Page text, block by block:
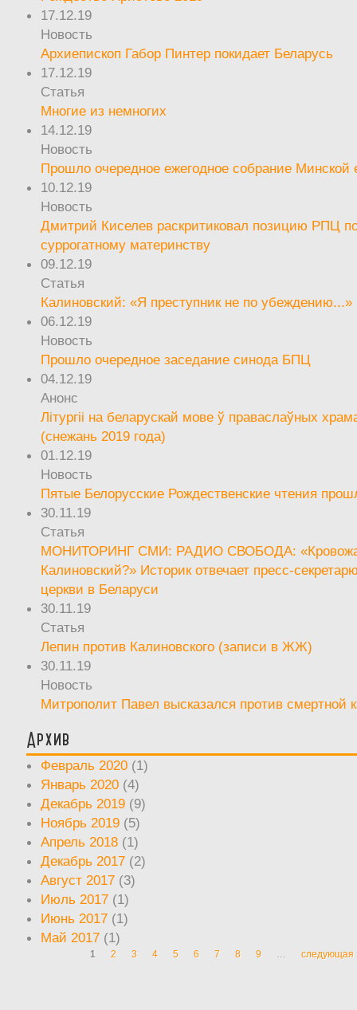
17.12.19
Новость
Архиепископ Габор Пинтер покидает Беларусь
17.12.19
Статья
Многие из немногих
14.12.19
Новость
Прошло очередное ежегодное собрание
10.12.19
Новость
Дмитрий Киселев раскритиковал позицию РПЦ
суррогатному материнству
09.12.19
Статья
Калиновский: «Я преступник не по убеждению...»
06.12.19
Новость
Прошло очередное заседание синода БПЦ
04.12.19
Анонс
Літургіі на беларускай мове ў праваслаўных
(снежань 2019 года)
01.12.19
Новость
Пятые Белорусские Рождественские чтения
30.11.19
Статья
МОНИТОРИНГ СМИ: РАДИО СВОБОДА:
Калиновский?» Историк отвечает пресс-
церкви в Беларуси
30.11.19
Статья
Лепин против Калиновского (записи в ЖЖ)
30.11.19
Новость
Митрополит Павел высказался против смертной
Архив
Февраль 2020 (1)
Январь 2020 (4)
Декабрь 2019 (9)
Ноябрь 2019 (5)
Апрель 2018 (1)
Декабрь 2017 (2)
Август 2017 (3)
Июль 2017 (1)
Июнь 2017 (1)
Май 2017 (1)
Страницы
1 2 3 4 5 6 7 8 9 … следующая